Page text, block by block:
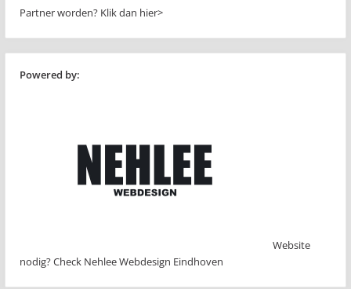
Partner worden? Klik dan hier>
Powered by:
Website
nodig? Check Nehlee Webdesign Eindhoven